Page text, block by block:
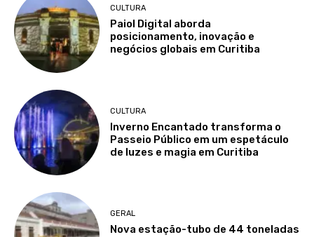
CULTURA
Paiol Digital aborda
posicionamento, inovação e
negócios globais em Curitiba
CULTURA
Inverno Encantado transforma o
Passeio Público em um espetáculo
de luzes e magia em Curitiba
GERAL
Nova estação-tubo de 44 toneladas